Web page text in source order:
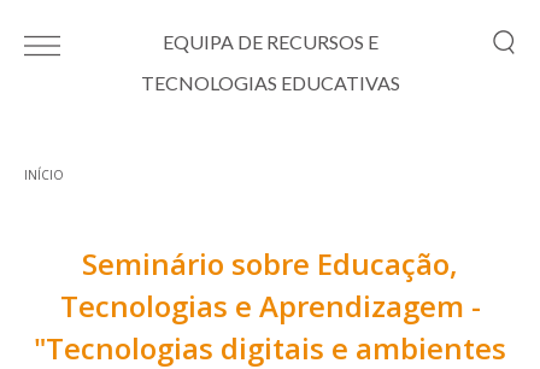
EQUIPA DE RECURSOS E
TECNOLOGIAS EDUCATIVAS
INÍCIO
Seminário sobre Educação,
Tecnologias e Aprendizagem -
"Tecnologias digitais e ambientes